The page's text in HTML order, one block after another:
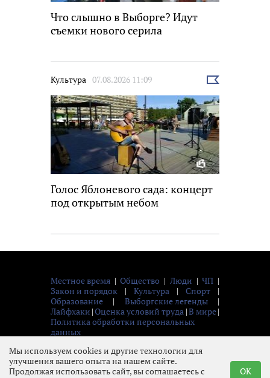
Что слышно в Выборге? Идут
съемки нового серила
Культура 07.08.2026 11:09
Выбрать
Голос Яблоневого сада: концерт
под открытым небом
Местное время | Общество | Люди | ЧП |
Закон и порядок
| Культура | Спорт
|
Образование
| Выборгские легенды
|
Лайфхаки |Оценка условий труда |В мире|
Политика обработки персональных
данных
© 2026 Газета «Выборг»
Мы используем cookies и другие технологии для
улучшения вашего опыта на нашем сайте.
Продолжая использовать сайт, вы соглашаетесь с
OK